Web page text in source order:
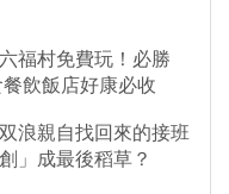
福村免費玩！必勝
飲飯店好康必收
浪親自找回來的接班
」成最後稻草？